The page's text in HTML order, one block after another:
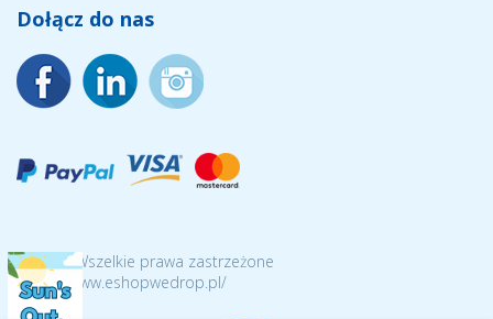
Dołącz do nas
© 2026 Wszelkie prawa zastrzeżone
https://www.eshopwedrop.pl/